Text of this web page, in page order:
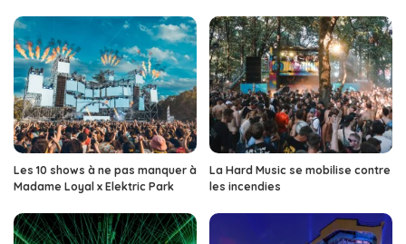
Les 10 shows à ne pas manquer à
Madame Loyal x Elektric Park
La Hard Music se mobilise contre
les incendies